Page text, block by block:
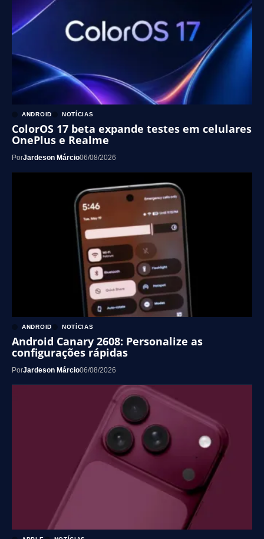
ANDROID NOTÍCIAS
ColorOS 17 beta expande testes em celulares
OnePlus e Realme
PorJardeson Márcio06/08/2026
ANDROID NOTÍCIAS
Android Canary 2608: Personalize as
configurações rápidas
PorJardeson Márcio06/08/2026